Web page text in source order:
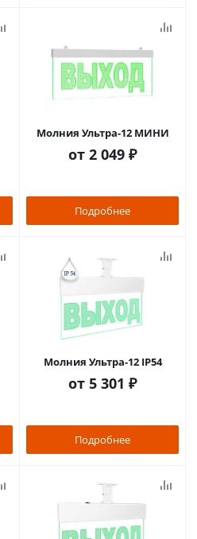
Молния Ультра-12 МИНИ
от 2 049 ₽
Подробнее
Молния Ультра-12 IP54
от 5 301 ₽
Подробнее